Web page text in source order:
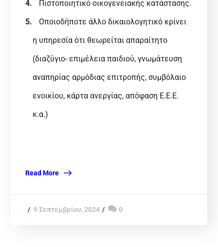
Πιστοποιητικό οικογενειακής κατάστασης.
Οποιοδήποτε άλλο δικαιολογητικό κρίνει
η υπηρεσία ότι θεωρείται απαραίτητο
(διαζύγιο- επιμέλεια παιδιού, γνωμάτευση
αναπηρίας αρμόδιας επιτροπής, συμβόλαιο
ενοικίου, κάρτα ανεργίας, απόφαση Ε.Ε.Ε.
κ.α.)
Read More
9 Σεπτεμβρίου, 2024 0